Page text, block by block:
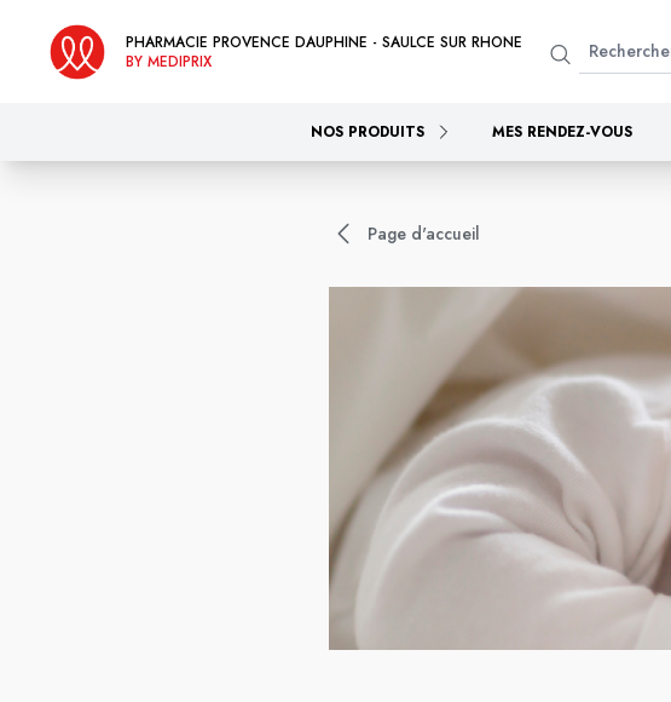
PHARMACIE PROVENCE DAUPHINE - SAULCE SUR RHONE
BY MEDIPRIX
NOS PRODUITS MES RENDEZ-VOUS
Page d'accueil